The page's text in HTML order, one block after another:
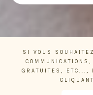
SI VOUS
GRATUITES, ETC...,